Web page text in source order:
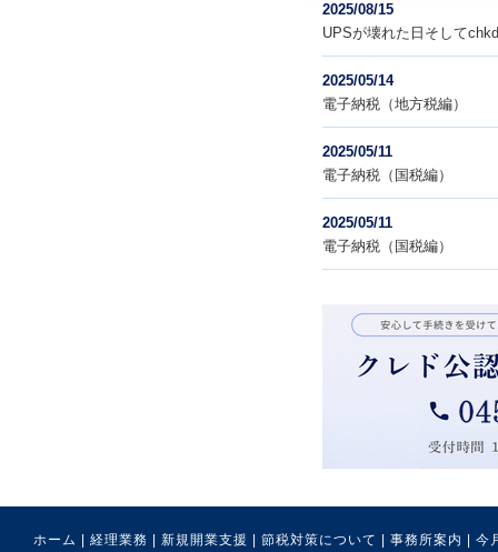
2025/08/15
UPSが壊れた日そして
2025/05/14
電子納税（地方税編）
2025/05/11
電子納税（国税編）
2025/05/11
電子納税（国税編）
ホーム 経理業務 新規開業支援 節税対策について 事務所案内 今